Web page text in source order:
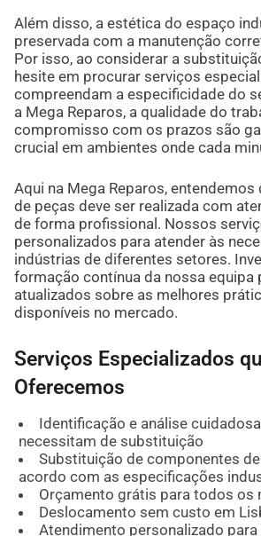
Além disso, a estética do espaço
preservada com a manutenção
Por isso, ao considerar a
hesite em procurar serviços
compreendam a especificidade do
a Mega Reparos, a qualidade do
compromisso com os prazos são
crucial em ambientes onde cada
Aqui na Mega Reparos,
de peças deve ser realizada com
de forma profissional. Nossos
personalizados para atender às
indústrias de diferentes setores.
formação contínua da nossa equipa
atualizados sobre as melhores
disponíveis no mercado.
Serviços Especializados
Oferecemos
Identificação e análise
necessitam de substituição
Substituição de componentes
acordo com as especificações
Orçamento grátis para todos os
Deslocamento sem custo em
Atendimento personalizado